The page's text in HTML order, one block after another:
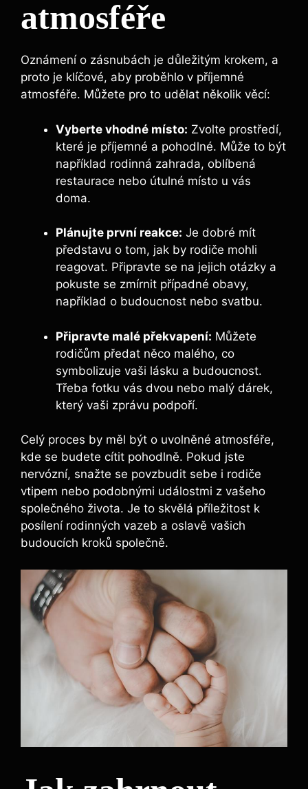
atmosféře
Oznámení o zásnubách je důležitým krokem, a
proto je klíčové, aby proběhlo v příjemné
atmosféře. Můžete pro to udělat několik věcí:
Vyberte vhodné místo: Zvolte prostředí,
které je příjemné a pohodlné. Může to být
například rodinná zahrada, oblíbená
restaurace nebo útulné místo u vás
doma.
Plánujte první reakce: Je dobré mít
představu o tom, jak by rodiče mohli
reagovat. Připravte se na jejich otázky a
pokuste se zmírnit případné obavy,
například o budoucnost nebo svatbu.
Připravte malé překvapení: Můžete
rodičům předat něco malého, co
symbolizuje vaši lásku a budoucnost.
Třeba fotku vás dvou nebo malý dárek,
který vaši zprávu podpoří.
Celý proces by měl být o uvolněné atmosféře,
kde se budete cítit pohodlně. Pokud jste
nervózní, snažte se povzbudit sebe i rodiče
vtipem nebo podobnými událostmi z vašeho
společného života. Je to skvělá příležitost k
posílení rodinných vazeb a oslavě vašich
budoucích kroků společně.